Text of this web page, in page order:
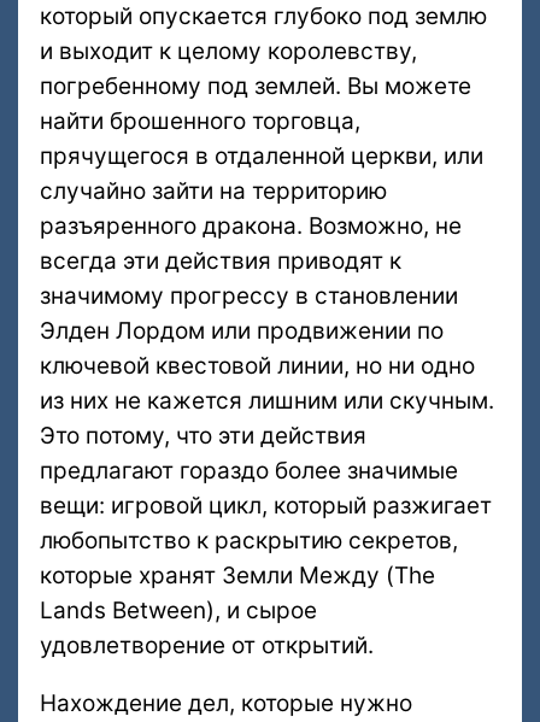
который опускается глубоко под землю
и выходит к целому королевству,
погребенному под землей. Вы можете
найти брошенного торговца,
прячущегося в отдаленной церкви, или
случайно зайти на территорию
разъяренного дракона. Возможно, не
всегда эти действия приводят к
значимому прогрессу в становлении
Элден Лордом или продвижении по
ключевой квестовой линии, но ни одно
из них не кажется лишним или скучным.
Это потому, что эти действия
предлагают гораздо более значимые
вещи: игровой цикл, который разжигает
любопытство к раскрытию секретов,
которые хранят Земли Между (The
Lands Between), и сырое
удовлетворение от открытий.
Нахождение дел, которые нужно